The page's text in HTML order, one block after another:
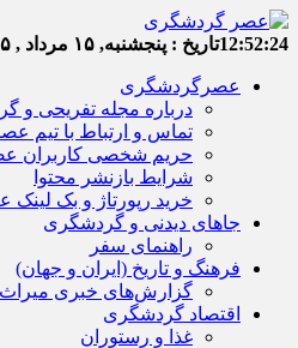
12:52:25تاریخ : پنجشنبه, ۱۵ مرداد , ۱۴۰۵
عصرگردشگری
درباره مجله تفریحی و
تماس و ارتباط با تیم
حریم شخصی کاربران
شرایط بازنشر محتوا
خرید رپورتاژ و بک
جاهای دیدنی و گردشگری
راهنمای سفر
فرهنگ و تاریخ (ایران و جهان)
گزارش‌های خبری
اقتصاد گردشگری
غذا و رستوران